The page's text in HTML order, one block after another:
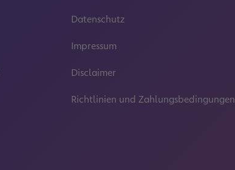
Datenschutz
Impressum
Disclaimer
Richtlinien und Zahlungsbedingungen